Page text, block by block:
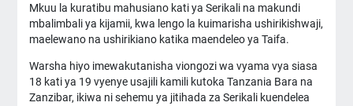
Mkuu la kuratibu mahusiano kati ya Serikali na makundi
mbalimbali ya kijamii, kwa lengo la kuimarisha ushirikishwaji,
maelewano na ushirikiano katika maendeleo ya Taifa.
Warsha hiyo imewakutanisha viongozi wa vyama vya siasa
18 kati ya 19 vyenye usajili kamili kutoka Tanzania Bara na
Zanzibar, ikiwa ni sehemu ya jitihada za Serikali kuendelea